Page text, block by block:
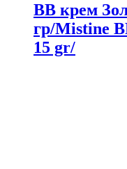
BB крем
гр/Mistine
15 gr/